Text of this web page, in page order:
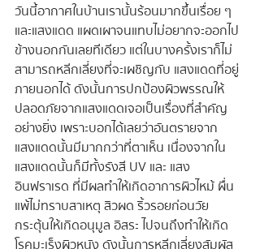
วันนี้อากาศในบ้านเรานั้นร้อนมากขึ้นเรื่อย ๆ
และแสงแดด แผดเผาจนแทบไม่อยากจะออกไป
ข้างนอกกันเลยทีเดียว แต่ในบางครั้งเราก็ไม่
สามารถหลีกเลี่ยงที่จะเผชิญกับ แสงแดดที่อยู่
ภายนอกได้ ดังนั้นการปกป้องผิวพรรณให้
ปลอดภัยจากแสงแดดเจอเป็นเรื่องที่สำคัญ
อย่างยิ่ง เพราะบอกได้เลยว่าอันตรายจาก
แสงแดดนั้นมีมากกว่าที่ตาเห็น เนื่องจากใน
แสงแดดนั้นก็มีทั้งรังสี UV และ แสง
อินฟราเรด ที่มีผลทำให้เกิดอาการผิวไหม้ ผื่น
แพ้ไม่ทราบสาเหตุ สิวผด ริ้วรอยก่อนวัย
กระตุ้นให้เกิดอนุมูล อิสระ ไปจนถึงทำให้เกิด